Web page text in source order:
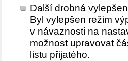
Další drobná
Byl vylepšen režim
v návaznosti na
možnost upravovat
listu přijatého.